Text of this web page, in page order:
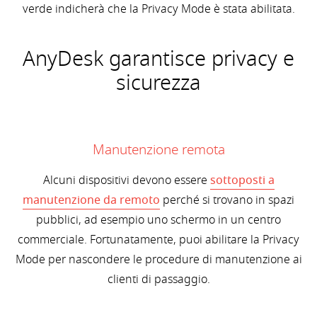
verde indicherà che la Privacy Mode è stata abilitata.
AnyDesk garantisce privacy e
sicurezza
Manutenzione remota
Alcuni dispositivi devono essere sottoposti a
manutenzione da remoto perché si trovano in spazi
pubblici, ad esempio uno schermo in un centro
commerciale. Fortunatamente, puoi abilitare la Privacy
Mode per nascondere le procedure di manutenzione ai
clienti di passaggio.